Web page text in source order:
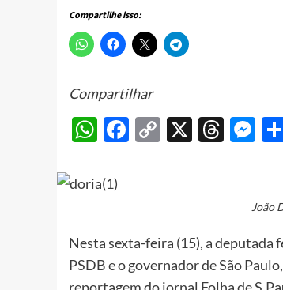
Compartilhe isso:
Compartilhar
WhatsApp
Facebook
Copy
X
João
Nesta sexta-feira (15), a deputada
PSDB e o governador de São
reportagem do jornal Folha de